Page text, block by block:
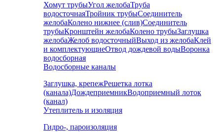
Хомут трубыУгол желобаТруба
водосточнаяТройник трубыСоединитель
желобаКолено нижнее (слив)Соединитель
трубыКронштейн желобаКолено трубыЗаглушка
желобаЖелоб водосточныйВыход из желобаКлей
и комплектующиеОтвод дождевой водыВоронка
водосборная
Водосборные каналы
Заглушка, крепежРешетка лотка
(канала)ДождеприемникВодоприемный лоток
(канал)
Утеплитель и изоляция
Гидро-, пароизоляция